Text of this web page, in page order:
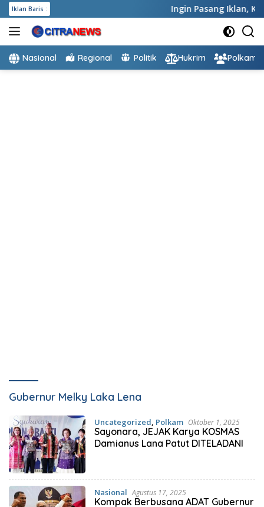
Langsung
ke
konten
Iklan Baris : Ingin Pasang Iklan,Klik
Nasional Regional Politik Hukrim Polkam
Gubernur Melky Laka Lena
Uncategorized, Polkam Oktober 1, 2025
Sayonara, JEJAK Karya KOSMAS
Damianus Lana Patut DITELADANI
Nasional Agustus 17, 2025
Kompak Berbusana ADAT Gubernur